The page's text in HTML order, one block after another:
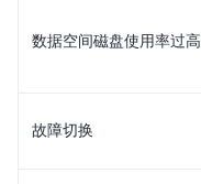
数据空间磁盘使用率过高
故障切换